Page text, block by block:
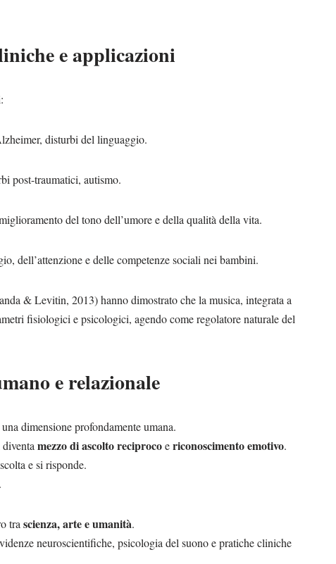
e applicazioni
disturbi del linguaggio.
post-traumatici, autismo.
del tono dell’umore e della qualità della vita.
dell’attenzione e delle competenze sociali nei bambini.
& Levitin, 2013) hanno dimostrato che la musica, integrata a
fisiologici e psicologici, agendo come regolatore naturale del
e relazionale
dimensione profondamente umana.
mezzo di ascolto reciprocoericonoscimento emotivo.
e si risponde.
tra scienza, arte e umanità.
neuroscientifiche, psicologia del suono e pratiche cliniche